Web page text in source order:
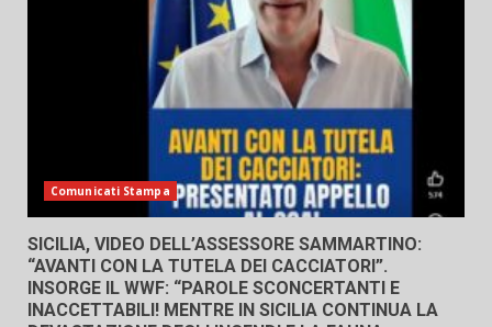
Comunicati Stampa
SICILIA, VIDEO DELL’ASSESSORE SAMMARTINO:
“AVANTI CON LA TUTELA DEI CACCIATORI”.
INSORGE IL WWF: “PAROLE SCONCERTANTI E
INACCETTABILI! MENTRE IN SICILIA CONTINUA LA